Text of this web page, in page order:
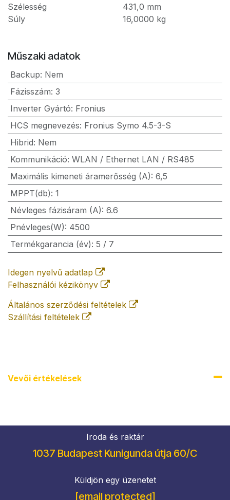
Szélesség
431,0 mm
Súly
16,0000 kg
Műszaki adatok
Backup: Nem
Fázisszám: 3
Inverter Gyártó: Fronius
HCS megnevezés: Fronius Symo 4.5-3-S
Hibrid: Nem
Kommunikáció: WLAN / Ethernet LAN / RS485
Maximális kimeneti áramerősség (A): 6,5
MPPT(db): 1
Névleges fázisáram (A): 6.6
Pnévleges(W): 4500
Termékgarancia (év): 5 / 7
Idegen nyelvű adatlap
Felhasználói kézikönyv
Általános szerződési feltételek
Szállítási feltételek
Vevői értékel​ések
Iroda és raktár
1037 Budapest Kunigunda útja 60/C
Küldjön egy üzenetet
[email protected]